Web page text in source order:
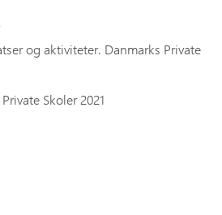
og aktiviteter. Danmarks Private
Skoler 2021